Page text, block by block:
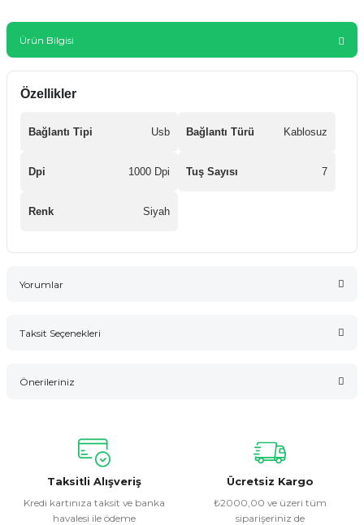
Ürün Bilgisi
Özellikler
Bağlantı Tipi Usb Bağlantı Türü Kablosuz
Dpi 1000 Dpi Tuş Sayısı 7
Renk Siyah
Yorumlar
Taksit Seçenekleri
Önerileriniz
konularda yetersiz gördüğünüz noktaları öneri formunu
kullanarak tarafımıza iletebilirsiniz.
Görüş ve önerileriniz için teşekkür ederiz.
Ürün resmi kalitesiz, bozuk veya görüntülenemiyor.
Taksitli Alışveriş
Kredi kartınıza taksit ve banka
havalesi ile ödeme
Ücretsiz Kargo
₺2000,00 ve üzeri tüm
siparişeriniz de